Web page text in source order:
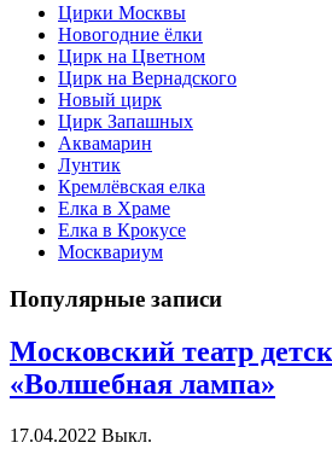
Цирки Москвы
Новогодние ёлки
Цирк на Цветном
Цирк на Вернадского
Новый цирк
Цирк Запашных
Аквамарин
Лунтик
Кремлёвская елка
Елка в Храме
Елка в Крокусе
Москвариум
Популярные записи
Московский театр
«Волшебная лампа»
17.04.2022 Выкл.